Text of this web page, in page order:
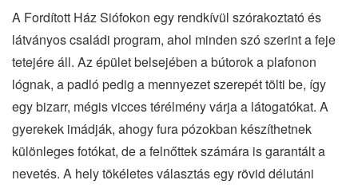
A Fordított Ház Siófokon egy rendkívül szórakoztató és
látványos családi program, ahol minden szó szerint a feje
tetejére áll. Az épület belsejében a bútorok a plafonon
lógnak, a padló pedig a mennyezet szerepét tölti be, így
egy bizarr, mégis vicces térélmény várja a látogatókat. A
gyerekek imádják, ahogy fura pózokban készíthetnek
különleges fotókat, de a felnőttek számára is garantált a
nevetés. A hely tökéletes választás egy rövid délutáni